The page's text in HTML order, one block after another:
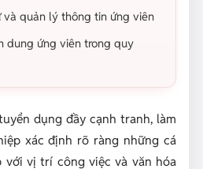
và quản lý thông tin ứng viên
dung ứng viên trong quy
dụng đầy cạnh tranh, làm
xác định rõ ràng những cá
với vị trí công việc và văn hóa